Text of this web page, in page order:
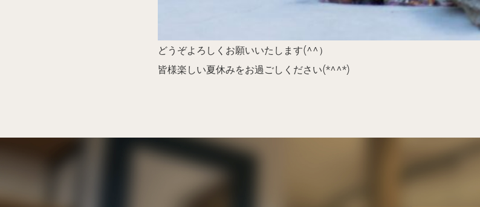
どうぞよろしくお願いいたします(^^）
皆様楽しい夏休みをお過ごしください(*^^*)